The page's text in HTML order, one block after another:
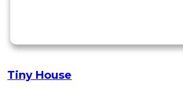
Tiny House